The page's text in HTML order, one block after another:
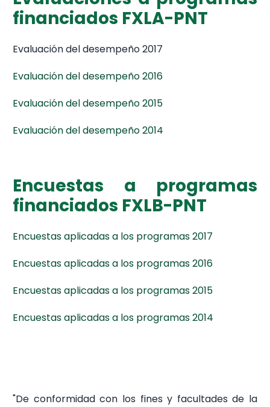
financiados FXLA-PNT
Evaluación del desempeño 2017
Evaluación del desempeño 2016
Evaluación del desempeño 2015
Evaluación del desempeño 2014
Encuestas a programas
financiados FXLB-PNT
Encuestas aplicadas a los programas 2017
Encuestas aplicadas a los programas 2016
Encuestas aplicadas a los programas 2015
Encuestas aplicadas a los programas 2014
"De conformidad con los fines y facultades de la